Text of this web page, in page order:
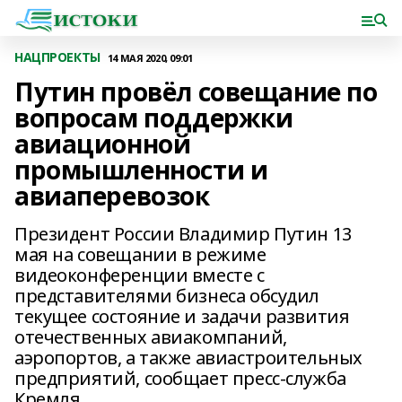
НАЦПРОЕКТЫ 14 МАЯ 2020, 09:01
Путин провёл совещание по
вопросам поддержки
авиационной
промышленности и
авиаперевозок
Президент России Владимир Путин 13
мая на совещании в режиме
видеоконференции вместе с
представителями бизнеса обсудил
текущее состояние и задачи развития
отечественных авиакомпаний,
аэропортов, а также авиастроительных
предприятий, сообщает пресс-служба